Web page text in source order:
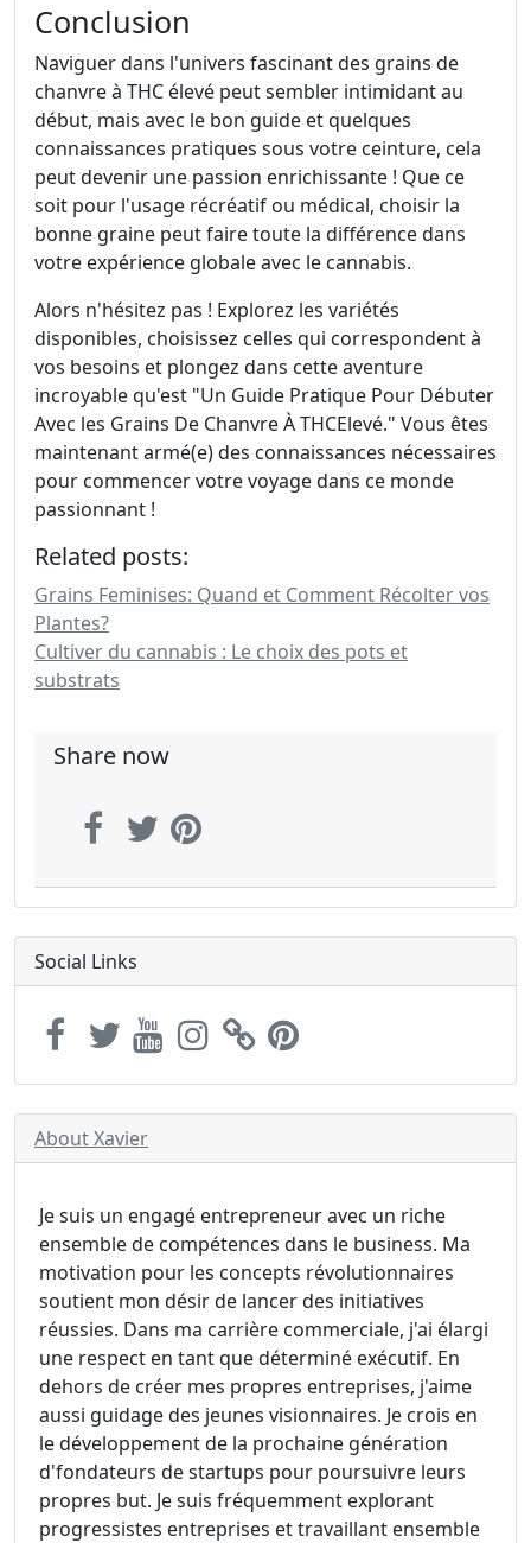
Conclusion
Naviguer dans l'univers fascinant des grains de
chanvre à THC élevé peut sembler intimidant au
début, mais avec le bon guide et quelques
connaissances pratiques sous votre ceinture, cela
peut devenir une passion enrichissante ! Que ce
soit pour l'usage récréatif ou médical, choisir la
bonne graine peut faire toute la différence dans
votre expérience globale avec le cannabis.
Alors n'hésitez pas ! Explorez les variétés
disponibles, choisissez celles qui correspondent à
vos besoins et plongez dans cette aventure
incroyable qu'est "Un Guide Pratique Pour Débuter
Avec les Grains De Chanvre À THCElevé." Vous êtes
maintenant armé(e) des connaissances nécessaires
pour commencer votre voyage dans ce monde
passionnant !
Related posts:
Grains Feminises: Quand et Comment Récolter vos
Plantes?
Cultiver du cannabis : Le choix des pots et
substrats
Share now
Social Links
About Xavier
Je suis un engagé entrepreneur avec un riche
ensemble de compétences dans le business. Ma
motivation pour les concepts révolutionnaires
soutient mon désir de lancer des initiatives
réussies. Dans ma carrière commerciale, j'ai élargi
une respect en tant que déterminé exécutif. En
dehors de créer mes propres entreprises, j'aime
aussi guidage des jeunes visionnaires. Je crois en
le développement de la prochaine génération
d'fondateurs de startups pour poursuivre leurs
propres but. Je suis fréquemment explorant
progressistes entreprises et travaillant ensemble